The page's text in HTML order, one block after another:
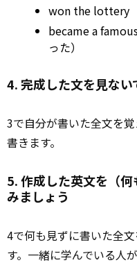
won the lottery
became a
った）
4. 完成した文を見な
3で自分が書いた全文を
書きます。
5. 作成した英文を（
みましょう
4で何も見ずに書いた全
す。一緒に学んでいる人